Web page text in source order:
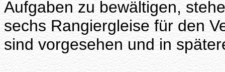
Aufgaben zu bewältigen,
sechs Rangiergleise für den
sind vorgesehen und in